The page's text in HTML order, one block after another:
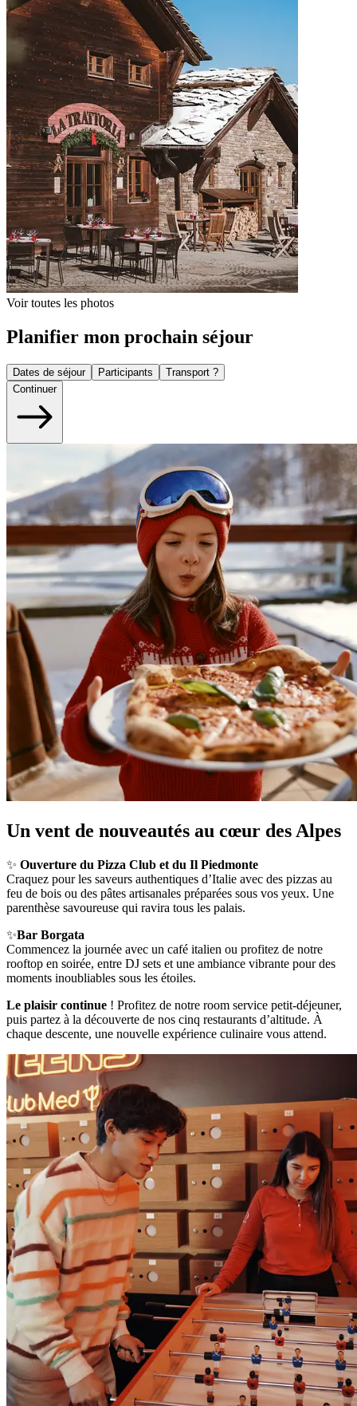
Voir toutes les photos
Planifier mon prochain séjour
Dates de séjour Participants
Transport ?
Continuer
Un vent de nouveautés au cœur des Alpes
✨ Ouverture du Pizza Club et du Il Piedmonte
Craquez pour les saveurs authentiques d’Italie avec des pizzas au
feu de bois ou des pâtes artisanales préparées sous vos yeux. Une
parenthèse savoureuse qui ravira tous les palais.
✨Bar Borgata
Commencez la journée avec un café italien ou profitez de notre
rooftop en soirée, entre DJ sets et une ambiance vibrante pour des
moments inoubliables sous les étoiles.
Le plaisir continue ! Profitez de notre room service petit-déjeuner,
puis partez à la découverte de nos cinq restaurants d’altitude. À
chaque descente, une nouvelle expérience culinaire vous attend.